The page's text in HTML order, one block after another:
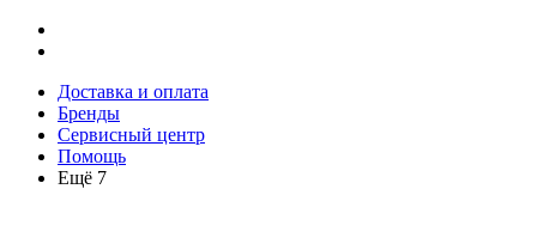
Доставка и оплата
Бренды
Сервисный центр
Помощь
Ещё 7